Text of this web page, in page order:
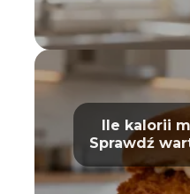
Ile kalorii
Sprawdź